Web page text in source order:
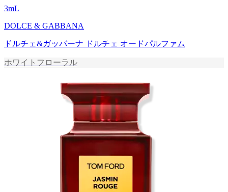
3mL
DOLCE & GABBANA
ドルチェ&ガッバーナ ドルチェ オードパルファム
ホワイトフローラル